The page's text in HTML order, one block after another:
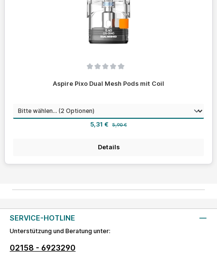
Aspire Pixo Dual Mesh Pods mit Coil
Widerstandauswählen
Verkaufspreis:
5,31 € 5,90 €
Details
SERVICE-HOTLINE
Unterstützung und Beratung unter:
02158 - 6923290